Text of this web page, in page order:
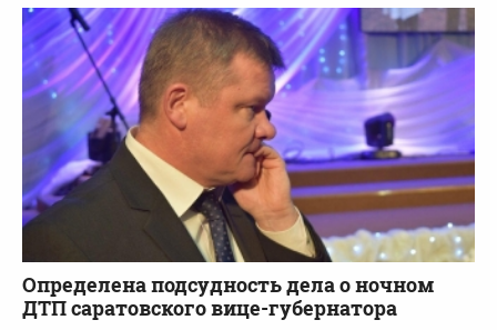
Определена подсудность дела о ночном
ДТП саратовского вице-губернатора